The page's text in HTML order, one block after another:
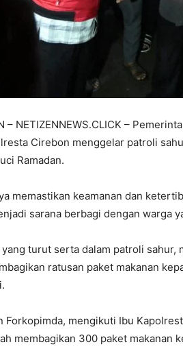
– NETIZENNEWS.CLICK –
Cirebon menggelar patroli
Ramadan.
memastikan keamanan dan
sarana berbagi dengan warga
turut serta dalam patroli sahur,
ratusan paket makanan
Forkopimda, mengikuti Ibu
membagikan 300 paket makanan